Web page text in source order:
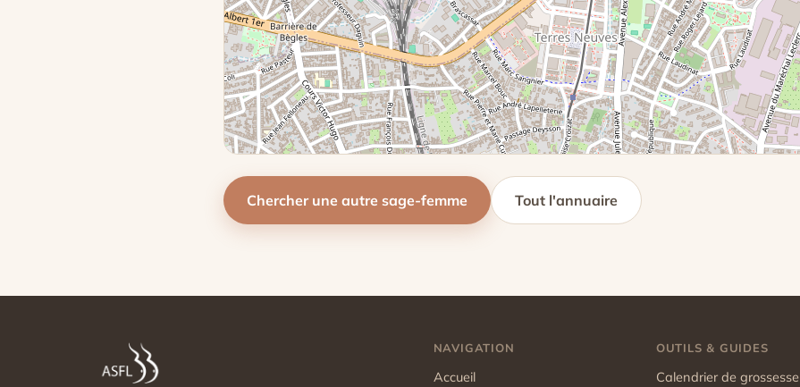
Chercher une autre sage-femme Tout l'annuaire
NAVIGATION
Accueil
OUTILS & GUIDES
Calendrier de grossesse